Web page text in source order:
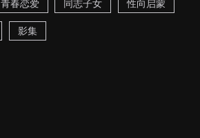
青春恋爱 同志子女 性向启蒙
影集